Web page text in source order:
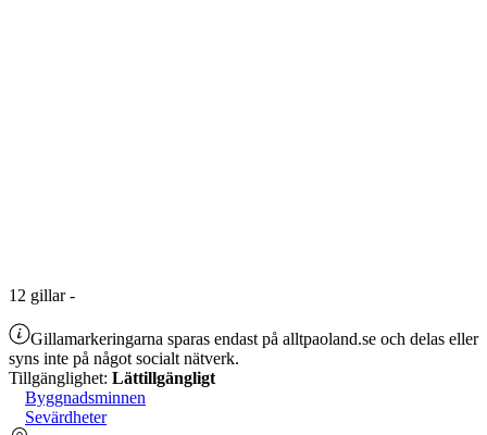
12 gillar-
Gillamarkeringarna sparas endast på alltpaoland.se och delas eller
syns inte på något socialt nätverk.
Tillgänglighet: Lättillgängligt
Byggnadsminnen
Sevärdheter